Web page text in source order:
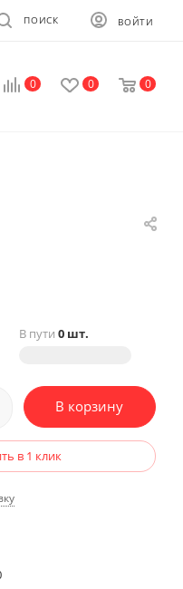
ВОЙТИ
ПОИСК
0 0 0
В пути 0 шт.
В корзину
в 1 клик